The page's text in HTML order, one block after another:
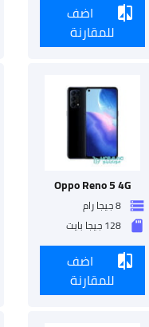
compare
اضف
للمقارنة
Oppo Reno 5 4G
storage 8 جيجا رام
sd_storage 128 جيجا بايت
compare
اضف
للمقارنة